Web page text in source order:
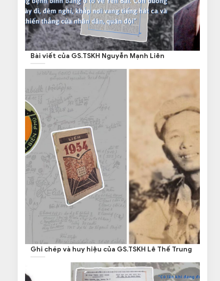
Bài viết của GS.TSKH Nguyễn Mạnh Liên
Ghi chép và huy hiệu của GS.TSKH Lê Thế Trung